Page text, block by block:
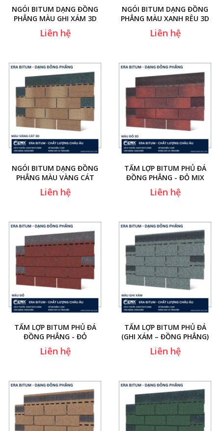
NGÓI BITUM DẠNG ĐỒNG
PHẲNG MÀU GHI XÁM 3D
Liên hệ
NGÓI BITUM DẠNG ĐỒNG
PHẲNG MÀU XANH RÊU 3D
Liên hệ
NGÓI BITUM DẠNG ĐỒNG
PHẲNG MÀU VÀNG CÁT
Liên hệ
TẤM LỢP BITUM PHỦ ĐÁ
ĐỒNG PHẲNG - ĐỎ MIX
Liên hệ
TẤM LỢP BITUM PHỦ ĐÁ
ĐỒNG PHẲNG - ĐỎ
Liên hệ
TẤM LỢP BITUM PHỦ ĐÁ
(GHI XÁM – ĐỒNG PHẲNG)
Liên hệ